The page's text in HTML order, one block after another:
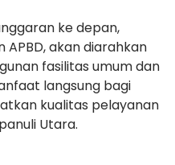
ke depan,
akan diarahkan
fasilitas umum dan
langsung bagi
kualitas pelayanan
Utara.